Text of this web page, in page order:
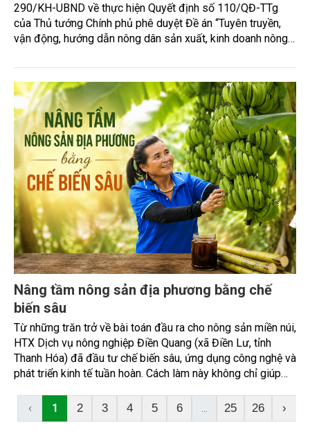
290/KH-UBND về thực hiện Quyết định số 110/QĐ-TTg
của Thủ tướng Chính phủ phê duyệt Đề án “Tuyên truyền,
vận động, hướng dẫn nông dân sản xuất, kinh doanh nông
2026-2030”.
Nâng tầm nông sản địa phương bằng chế
biến sâu
Từ những trăn trở về bài toán đầu ra cho nông sản miền núi,
HTX Dịch vụ nông nghiệp Điền Quang (xã Điền Lư, tỉnh
Thanh Hóa) đã đầu tư chế biến sâu, ứng dụng công nghệ và
phát triển kinh tế tuần hoàn. Cách làm này không chỉ giúp
mà còn tạo việc làm, nâng cao thu nhập cho người dân và
hình thành chuỗi sản xuất bền vững.
‹ 1 2 3 4 5 6 ... 25 26 ›